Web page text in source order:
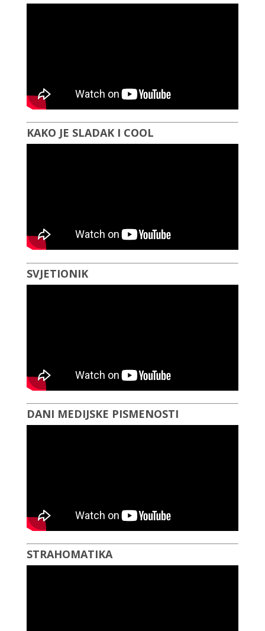
KAKO JE SLADAK I COOL
SVJETIONIK
DANI MEDIJSKE PISMENOSTI
STRAHOMATIKA